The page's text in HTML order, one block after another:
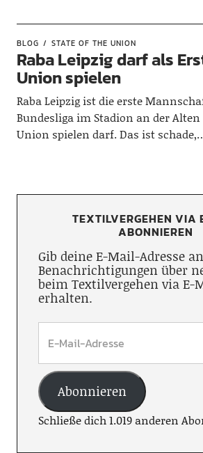
BLOG STATE OF THE UNION
Raba Leipzig darf als
Union spielen
Raba Leipzig ist die erste
Bundesliga im Stadion an der Alten
Union spielen darf. Das ist
TEXTILVERGEHEN VIA
ABONNIEREN
Gib deine E-Mail-Adresse
Benachrichtigungen über
beim Textilvergehen via E-
erhalten.
Abonnieren
Schließe dich 1.019 anderen